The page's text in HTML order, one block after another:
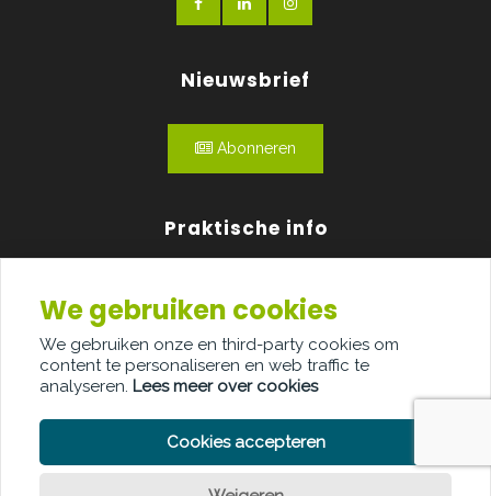
Nieuwsbrief
Abonneren
Praktische info
Over ons
Adverteren
Contact
We gebruiken cookies
We gebruiken onze en third-party cookies om
content te personaliseren en web traffic te
analyseren. Lees meer over cookies
Cookies accepteren